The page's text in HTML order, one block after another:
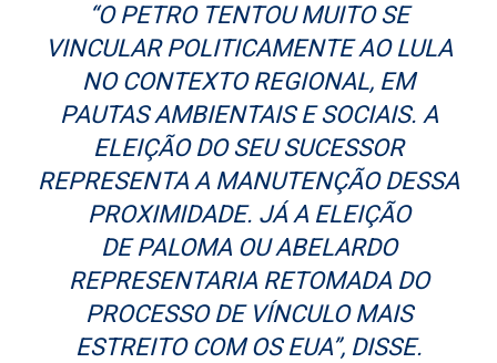
“O PETRO TENTOU MUITO SE
VINCULAR POLITICAMENTE AO LULA
NO CONTEXTO REGIONAL, EM
PAUTAS AMBIENTAIS E SOCIAIS. A
ELEIÇÃO DO SEU SUCESSOR
REPRESENTA A MANUTENÇÃO DESSA
PROXIMIDADE. JÁ A ELEIÇÃO
DE PALOMA OU ABELARDO
REPRESENTARIA RETOMADA DO
PROCESSO DE VÍNCULO MAIS
ESTREITO COM OS EUA”, DISSE.